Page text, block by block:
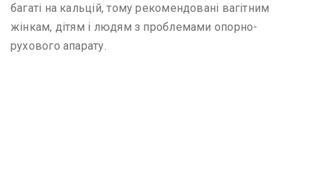
багаті на кальцій, тому рекомендовані вагітним
жінкам, дітям і людям з проблемами опорно-
рухового апарату.